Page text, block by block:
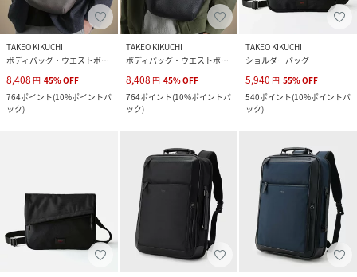
TAKEO KIKUCHI
ボディバッグ・ウエストポーチ
8,408 円 45%OFF
764ポイント(10%ポイントバ
ック)
TAKEO KIKUCHI
ボディバッグ・ウエストポーチ
8,408 円 45%OFF
764ポイント(10%ポイントバ
ック)
TAKEO KIKUCHI
ショルダーバッグ
5,940 円 55%OFF
540ポイント(10%ポイントバ
ック)